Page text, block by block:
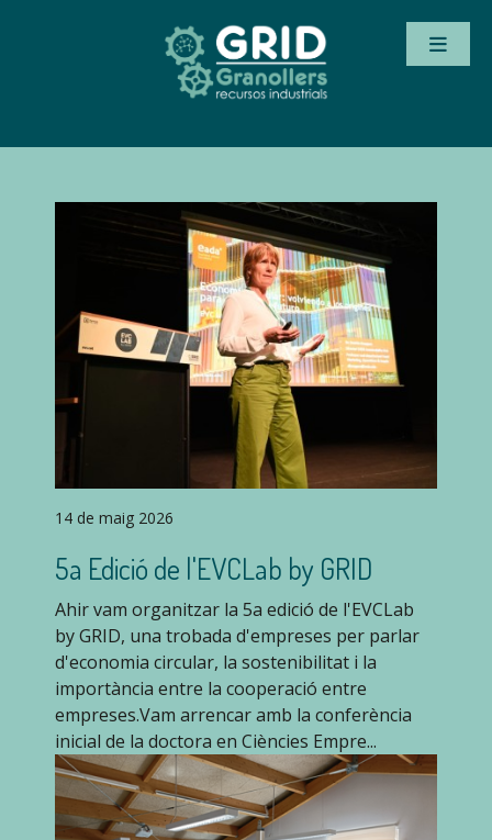
14 de maig 2026
5a Edició de l'EVCLab by GRID
Ahir vam organitzar la 5a edició de l'EVCLab
by GRID, una trobada d'empreses per parlar
d'economia circular, la sostenibilitat i la
importància entre la cooperació entre
empreses.Vam arrencar amb la conferència
inicial de la doctora en Ciències Empre...